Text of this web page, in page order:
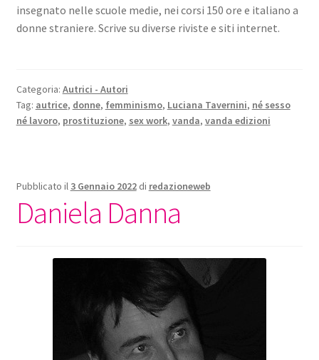
insegnato nelle scuole medie, nei corsi 150 ore e italiano a
donne straniere. Scrive su diverse riviste e siti internet.
Categoria: Autrici - Autori
Tag: autrice, donne, femminismo, Luciana Tavernini, né sesso
né lavoro, prostituzione, sex work, vanda, vanda edizioni
Pubblicato il 3 Gennaio 2022 di redazioneweb
Daniela Danna